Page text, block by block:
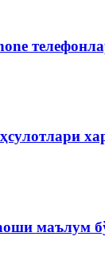
маълум